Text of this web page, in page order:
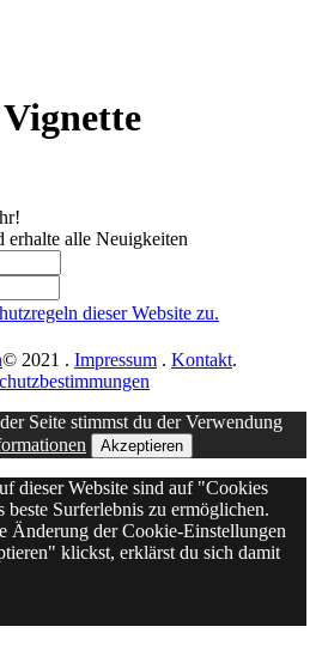
alle Neuigkeiten
dieser Website zu.
© 2021 . Impressum . Kontakt.
Seite stimmst du der Verwendung
Akzeptieren
dieser Website sind auf "Cookies
beste Surferlebnis zu ermöglichen.
Änderung der Cookie-Einstellungen
klickst, erklärst du sich damit